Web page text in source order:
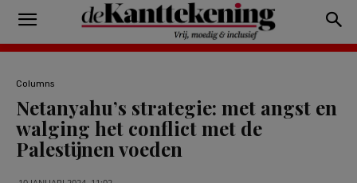
Columns
Netanyahu’s strategie: met angst en
walging het conflict met de
Palestijnen voeden